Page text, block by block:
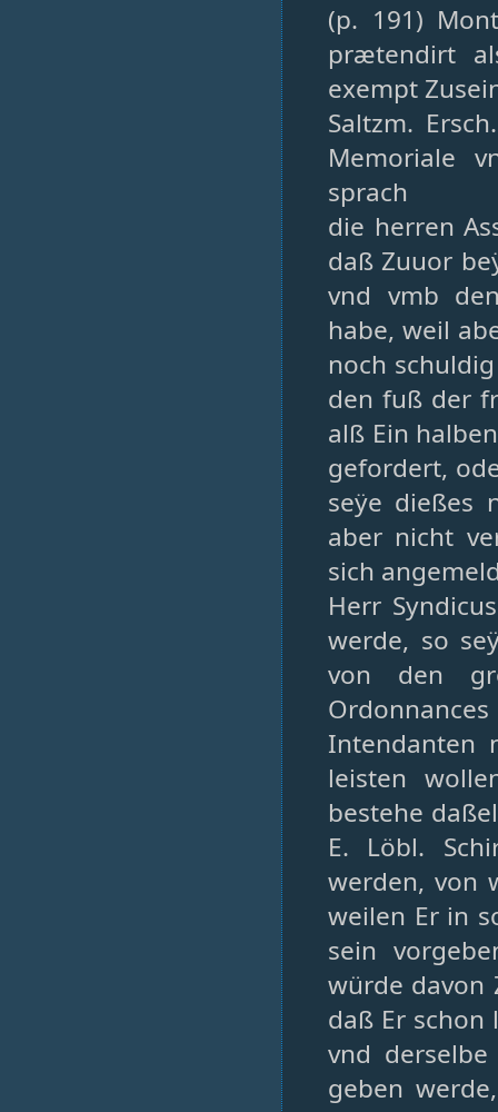
(p. 191)
prætendirt
exempt
Saltzm.
Memoriale
sprach
die herren
daß Zuuor
vnd vmb
habe, weil
noch
den fuß der
alß Ein
gefordert,
seÿe dießes
aber nicht
sich
Herr
werde, so
von den
Intendanten
leisten
bestehe
E. Löbl.
werden, von
weilen Er in
sein
würde davon
daß Er
vnd
geben